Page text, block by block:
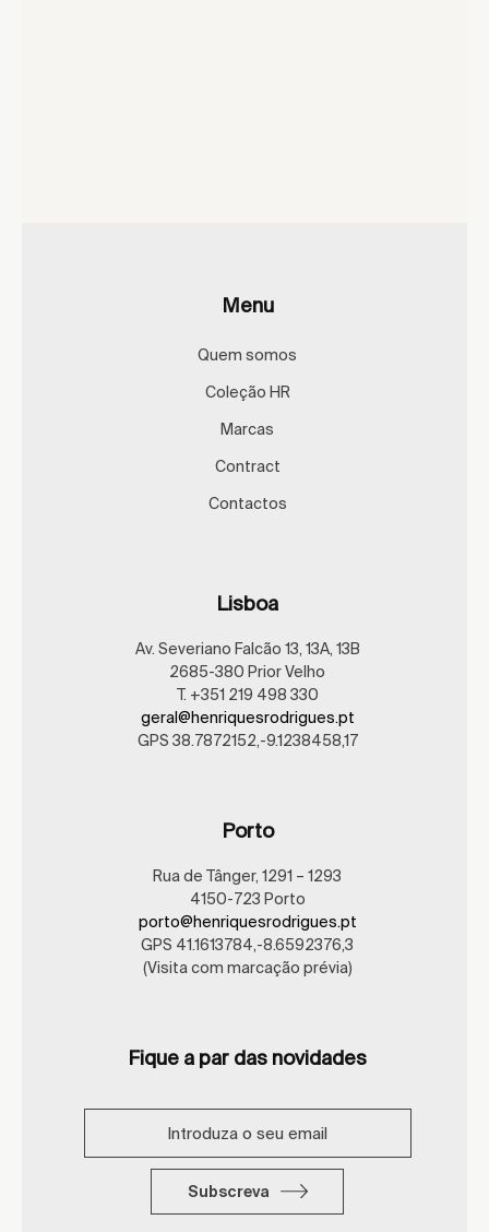
Menu
Quem somos
Coleção HR
Marcas
Contract
Contactos
Lisboa
Av. Severiano Falcão 13, 13A, 13B
2685-380 Prior Velho
T. +351 219 498 330
geral@henriquesrodrigues.pt
GPS 38.7872152,-9.1238458,17
Porto
Rua de Tânger, 1291 – 1293
4150-723 Porto
porto@henriquesrodrigues.pt
GPS 41.1613784,-8.6592376,3
(Visita com marcação prévia)
Fique a par das novidades
Subscreva